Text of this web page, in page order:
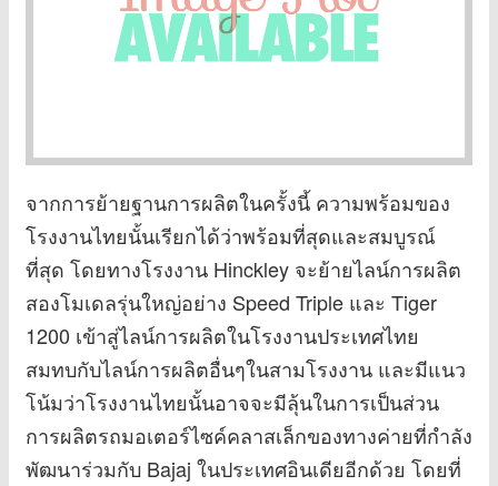
จากการย้ายฐานการผลิตในครั้งนี้ ความพร้อมของ
โรงงานไทยนั้นเรียกได้ว่าพร้อมที่สุดและสมบูรณ์
ที่สุด โดยทางโรงงาน Hinckley จะย้ายไลน์การผลิต
สองโมเดลรุ่นใหญ่อย่าง Speed Triple และ Tiger
1200 เข้าสู่ไลน์การผลิตในโรงงานประเทศไทย
สมทบกับไลน์การผลิตอื่นๆในสามโรงงาน และมีแนว
โน้มว่าโรงงานไทยนั้นอาจจะมีลุ้นในการเป็นส่วน
การผลิตรถมอเตอร์ไซค์คลาสเล็กของทางค่ายที่กำลัง
พัฒนาร่วมกับ Bajaj ในประเทศอินเดียอีกด้วย โดยที่